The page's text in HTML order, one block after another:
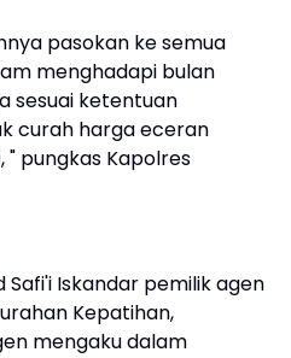
pasokan ke semua
menghadapi bulan
sesuai ketentuan
curah harga eceran
" pungkas Kapolres
Iskandar pemilik agen
Kepatihan,
mengaku dalam